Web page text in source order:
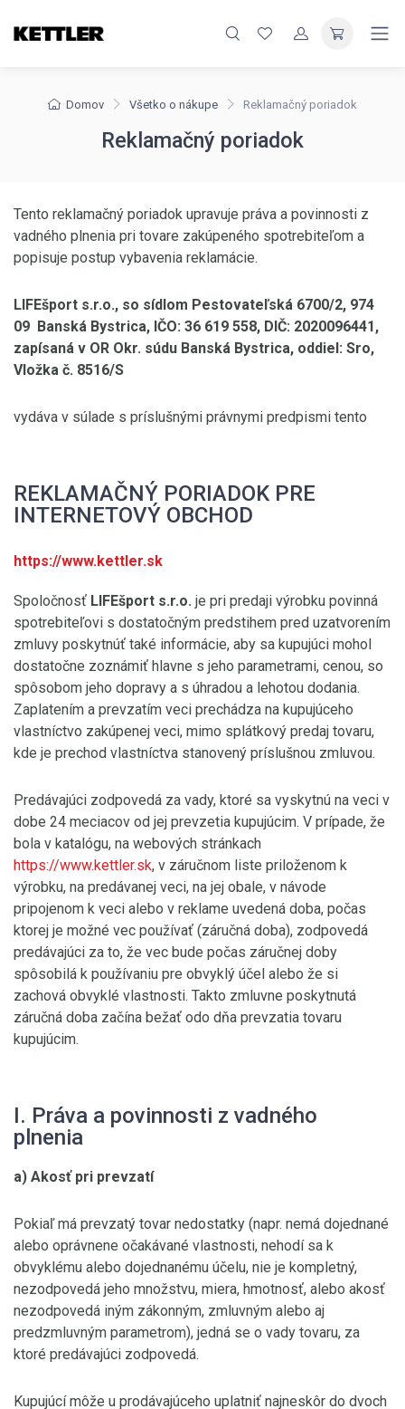
Domov Všetko o nákupe Reklamačný poriadok
Reklamačný poriadok
Tento reklamačný poriadok upravuje práva a povinnosti z
vadného plnenia pri tovare zakúpeného spotrebiteľom a
popisuje postup vybavenia reklamácie.
LIFEšport s.r.o., so sídlom Pestovateľská 6700/2, 974
09 Banská Bystrica, IČO: 36 619 558, DIČ: 2020096441,
zapísaná v OR Okr. súdu Banská Bystrica, oddiel: Sro,
Vložka č. 8516/S
vydáva v súlade s príslušnými právnymi predpismi tento
REKLAMAČNÝ PORIADOK PRE
INTERNETOVÝ OBCHOD
https://www.kettler.sk
Spoločnosť LIFEšport s.r.o. je pri predaji výrobku povinná
spotrebiteľovi s dostatočným predstihem pred uzatvorením
zmluvy poskytnúť také informácie, aby sa kupujúci mohol
dostatočne zoznámiť hlavne s jeho parametrami, cenou, so
spôsobom jeho dopravy a s úhradou a lehotou dodania.
Zaplatením a prevzatím veci prechádza na kupujúceho
vlastníctvo zakúpenej veci, mimo splátkový predaj tovaru,
kde je prechod vlastníctva stanovený príslušnou zmluvou.
Predávajúci zodpovedá za vady, ktoré sa vyskytnú na veci v
dobe 24 meciacov od jej prevzetia kupujúcim. V prípade, že
bola v katalógu, na webových stránkach
https://www.kettler.sk, v záručnom liste priloženom k
výrobku, na predávanej veci, na jej obale, v návode
pripojenom k veci alebo v reklame uvedená doba, počas
ktorej je možné vec používať (záručná doba), zodpovedá
predávajúci za to, že vec bude počas záručnej doby
spôsobilá k používaniu pre obvyklý účel alebo že si
zachová obvyklé vlastnosti. Takto zmluvne poskytnutá
záručná doba začína bežať odo dňa prevzatia tovaru
kupujúcim.
I. Práva a povinnosti z vadného
plnenia
a) Akosť pri prevzatí
Pokiaľ má prevzatý tovar nedostatky (napr. nemá dojednané
alebo oprávnene očakávané vlastnosti, nehodí sa k
obvyklému alebo dojednanému účelu, nie je kompletný,
nezodpovedá jeho množstvu, miera, hmotnosť, alebo akosť
nezodpovedá iným zákonným, zmluvným alebo aj
predzmluvným parametrom), jedná se o vady tovaru, za
ktoré predávajúci zodpovedá.
Kupujúcí môže u prodávajúceho uplatniť najneskôr do dvoch